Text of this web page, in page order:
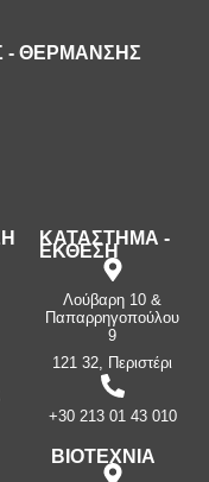
- ΘΕΡΜΑΝΣΗΣ
ΚΑΤΑΣΤΗΜΑ -
ΕΚΘΕΣΗ
Λούβαρη 10 &
Παπαρρηγοπούλου
9
121 32, Περιστέρι
+30 213 01 43 010
ΒΙΟΤΕΧΝΙΑ